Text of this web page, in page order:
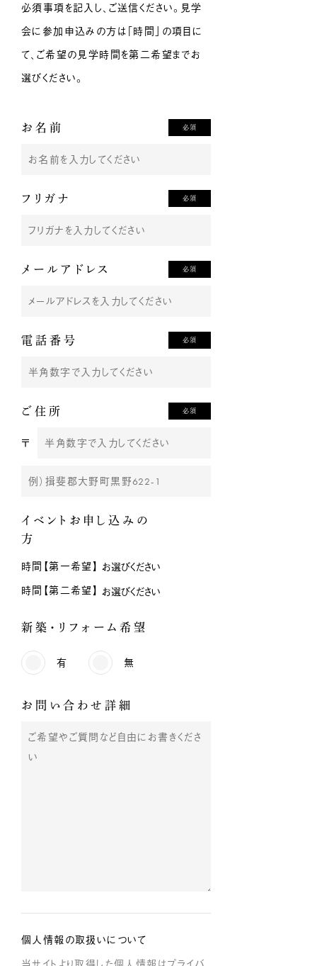
必須事項を記入し、ご送信ください。見学
会に参加申込みの方は「時間」の項目に
て、ご希望の見学時間を第二希望までお
選びください。
お名前 必須
フリガナ 必須
メールアドレス 必須
電話番号 必須
ご住所 必須
〒
イベントお申し込みの
方
時間【第一希望】
時間【第二希望】
新築・リフォーム希望
有 無
お問い合わせ詳細
個人情報の取扱いについて